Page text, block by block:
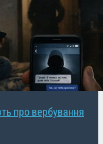
про вербування